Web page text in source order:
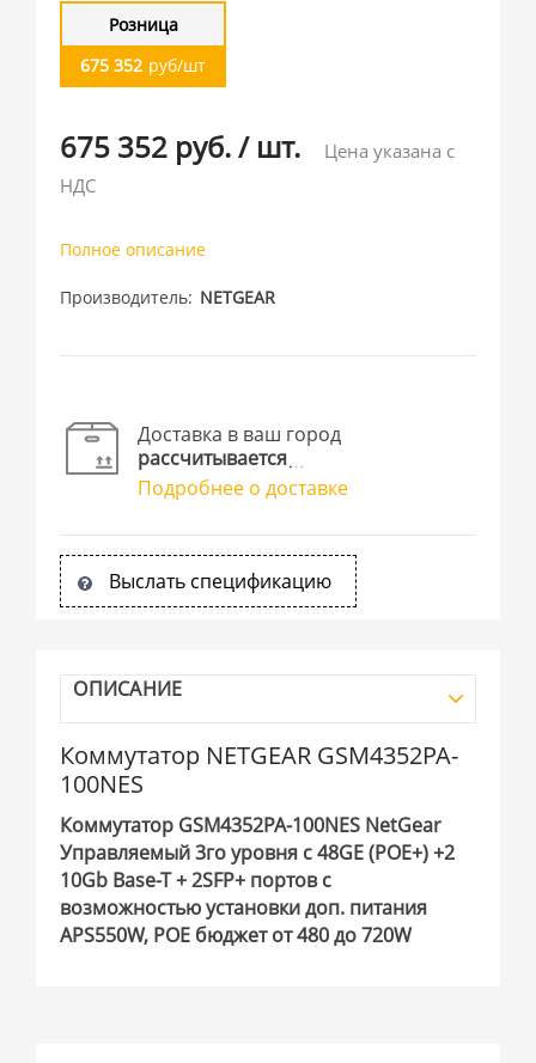
Розница
675 352 руб/шт
675 352 руб./ шт.
Цена указана с
НДС
Полное описание
Производитель NETGEAR
Доставка в ваш город
рассчитывается
Подробнее о доставке
Выслать спецификацию
ОПИСАНИЕ
Коммутатор NETGEAR GSM4352PA-
100NES
Коммутатор GSM4352PA-100NES NetGear
Управляемый 3го уровня c 48GE (POE+) +2
10Gb Base-T + 2SFP+ портов с
возможностью установки доп. питания
APS550W, POE бюджет от 480 до 720W